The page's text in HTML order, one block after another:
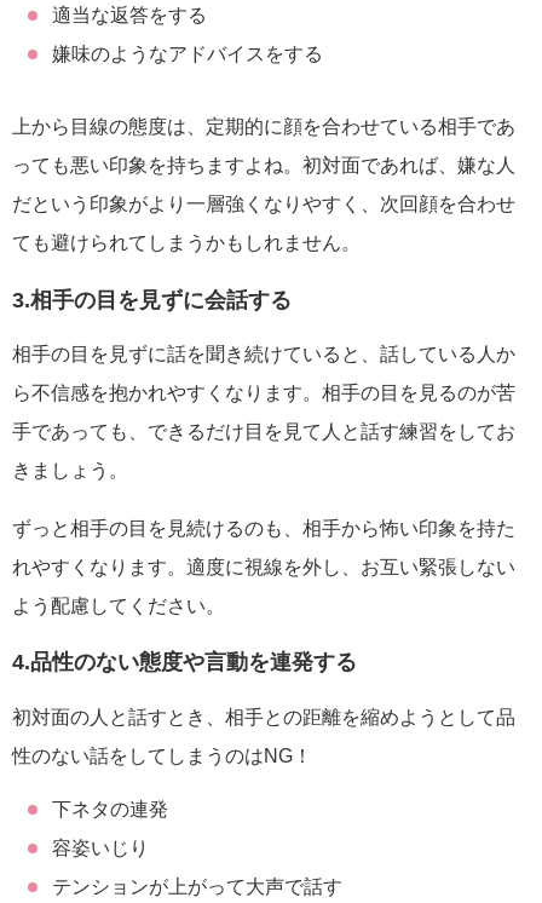
適当な返答をする
嫌味のようなアドバイスをする
上から目線の態度は、定期的に顔を合わせている相手であ
っても悪い印象を持ちますよね。初対面であれば、嫌な人
だという印象がより一層強くなりやすく、次回顔を合わせ
ても避けられてしまうかもしれません。
3.相手の目を見ずに会話する
相手の目を見ずに話を聞き続けていると、話している人か
ら不信感を抱かれやすくなります。相手の目を見るのが苦
手であっても、できるだけ目を見て人と話す練習をしてお
きましょう。
ずっと相手の目を見続けるのも、相手から怖い印象を持た
れやすくなります。適度に視線を外し、お互い緊張しない
よう配慮してください。
4.品性のない態度や言動を連発する
初対面の人と話すとき、相手との距離を縮めようとして品
性のない話をしてしまうのはNG！
下ネタの連発
容姿いじり
テンションが上がって大声で話す